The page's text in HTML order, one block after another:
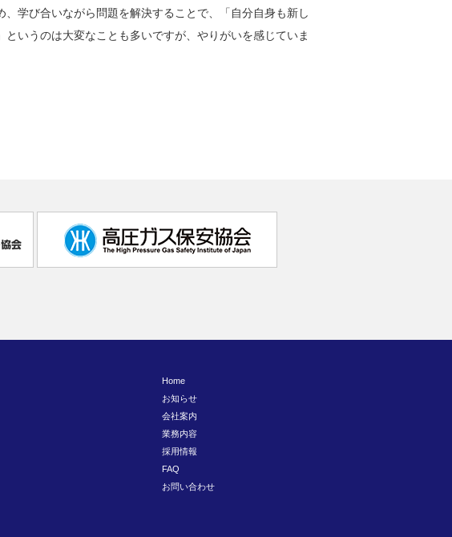
学び合いながら問題を解決することで、「自分自身も新し
いうのは大変なことも多いですが、やりがいを感じていま
Home
お知らせ
会社案内
業務内容
採用情報
FAQ
お問い合わせ